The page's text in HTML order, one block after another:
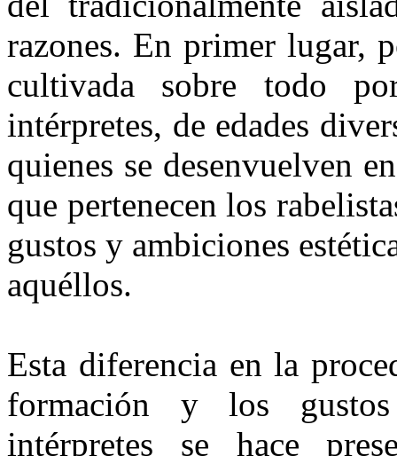
razones. En primer lugar,
cultivada sobre todo
intérpretes, de edades
quienes se desenvuelven
que pertenecen los
gustos y ambiciones
aquéllos.
Esta diferencia en la
formación y los
intérpretes se hace